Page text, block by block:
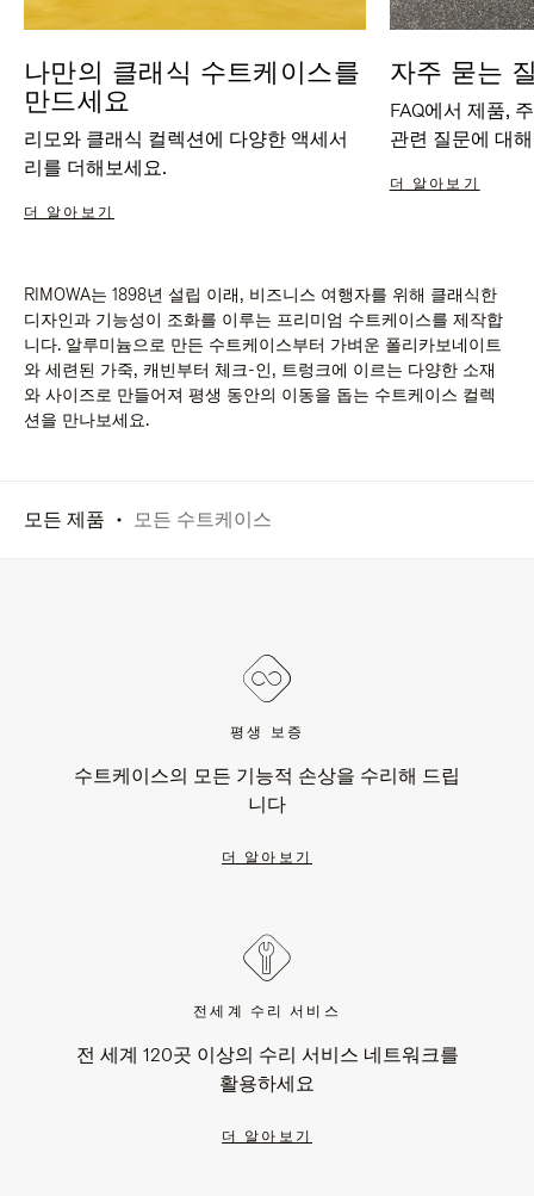
나만의 클래식 수트케이스를
만드세요
리모와 클래식 컬렉션에 다양한 액세서
리를 더해보세요.
더 알아보기
자주 묻는
FAQ에서 제품,
관련 질문에 대
더 알아보기
RIMOWA는 1898년 설립 이래, 비즈니스 여행자를 위해 클래식한
디자인과 기능성이 조화를 이루는 프리미엄 수트케이스를 제작합
니다. 알루미늄으로 만든 수트케이스부터 가벼운 폴리카보네이트
와 세련된 가죽, 캐빈부터 체크-인, 트렁크에 이르는 다양한 소재
와 사이즈로 만들어져 평생 동안의 이동을 돕는 수트케이스 컬렉
션을 만나보세요.
모든 제품 모든 수트케이스
평생 보증
수트케이스의 모든 기능적 손상을 수리해 드립
니다
더 알아보기
전세계 수리 서비스
전 세계 120곳 이상의 수리 서비스 네트워크를
활용하세요
더 알아보기